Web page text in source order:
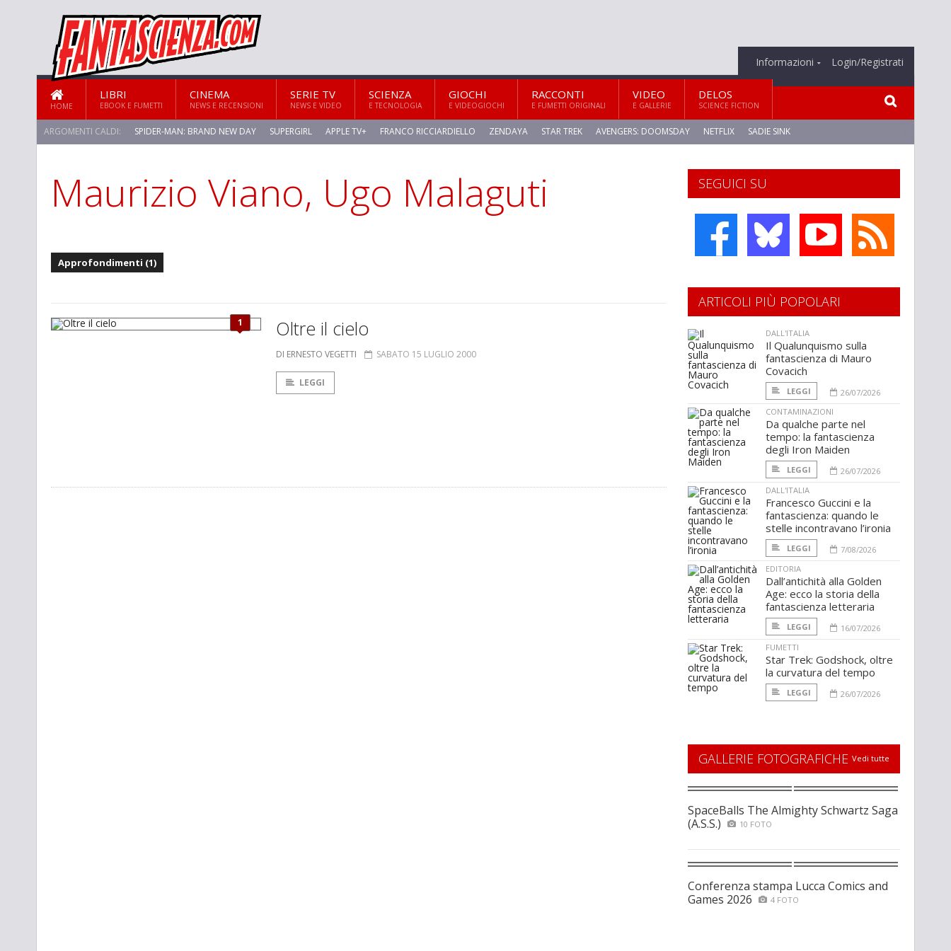
Informazioni Login/Registrati
HOME
LIBRI
EBOOK E FUMETTI
CINEMA
NEWS E RECENSIONI
SERIE TV
NEWS E VIDEO
SCIENZA
E TECNOLOGIA
GIOCHI
E VIDEOGIOCHI
RACCONTI
E FUMETTI ORIGINALI
VIDEO
E GALLERIE
DELOS
SCIENCE FICTION
ARGOMENTI CALDI: SPIDER-MAN: BRAND NEW DAY SUPERGIRL APPLE TV+ FRANCO RICCIARDIELLO ZENDAYA STAR TREK AVENGERS: DOOMSDAY NETFLIX SADIE SINK
STAR TREK: STRANGE NEW WORLDS
Maurizio Viano, Ugo Malaguti
Approfondimenti (1)
1 Oltre il cielo
DI ERNESTO VEGETTI SABATO 15 LUGLIO 2000
LEGGI
SEGUICI SU
ARTICOLI PIÙ POPOLARI
DALL'ITALIA
Il Qualunquismo sulla
fantascienza di Mauro
Covacich
LEGGI
26/07/2026
CONTAMINAZIONI
Da qualche parte nel
tempo: la fantascienza
degli Iron Maiden
LEGGI
26/07/2026
DALL'ITALIA
Francesco Guccini e la
fantascienza: quando le
stelle incontravano l’ironia
LEGGI
7/08/2026
EDITORIA
Dall’antichità alla Golden
Age: ecco la storia della
fantascienza letteraria
LEGGI
16/07/2026
FUMETTI
Star Trek: Godshock, oltre
la curvatura del tempo
LEGGI 26/07/2026
GALLERIE FOTOGRAFICHE Vedi tutte
SpaceBalls The Almighty Schwartz Saga
(A.S.S.)
10 FOTO
Conferenza stampa Lucca Comics and
Games 2026
4 FOTO